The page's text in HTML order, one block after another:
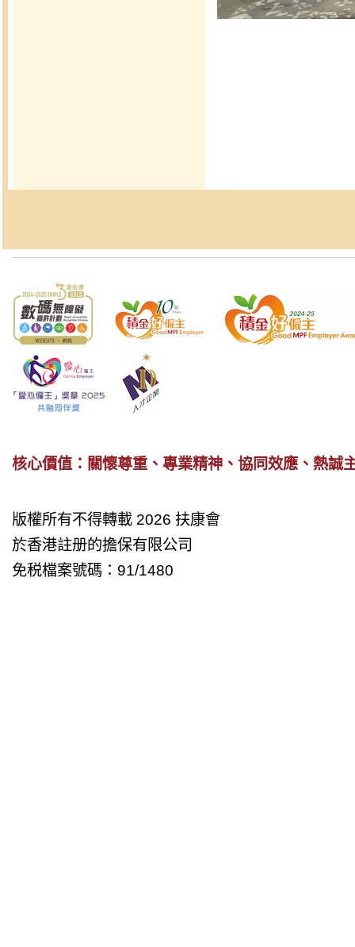
核心價值：關懷尊重、專業精神、協同效應、熱誠
版權所有不得轉載 2026 扶康會
於香港註册的擔保有限公司
免税檔案號碼：91/1480